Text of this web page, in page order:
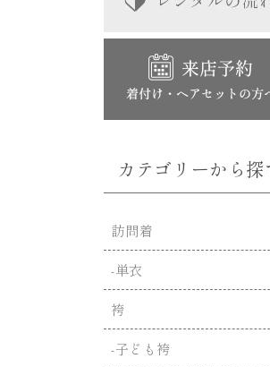
カテゴリーから探
訪問着
-単衣
袴
-子ども袴